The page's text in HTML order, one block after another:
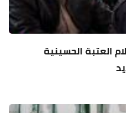
العتبة الحسينية